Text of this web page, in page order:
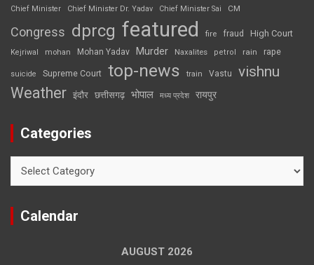
Chief Minister
Chief Minister Dr. Yadav Chief Minister Sai CM
Congress dprcg featured fire fraud High Court
Kejriwal mohan Mohan Yadav Murder Naxalites petrol rain rape
suicide Supreme Court top-news train Vastu vishnu
Weather इंदौर छत्तीसगढ़ भोपाल मध्य प्रदेश रायपुर
Categories
Calendar
AUGUST 2026